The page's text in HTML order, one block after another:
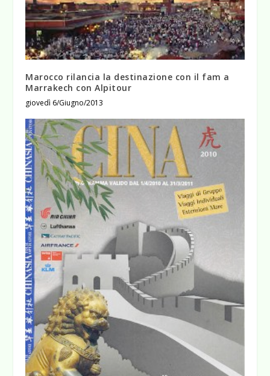
Marocco rilancia la destinazione con il fam a
Marrakech con Alpitour
giovedì 6/Giugno/2013